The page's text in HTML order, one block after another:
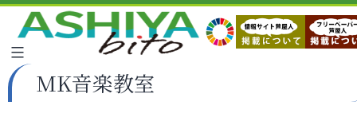
MK音楽教室